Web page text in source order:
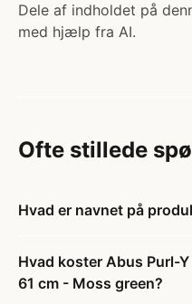
Dele af indholdet på
med hjælp fra AI.
Ofte stillede
Hvad er navnet på
Hvad koster Abus Purl-
61 cm - Moss green?